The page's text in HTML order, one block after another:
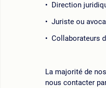
Direction
Juriste ou
Collaborateurs
La majorité de
nous contacter